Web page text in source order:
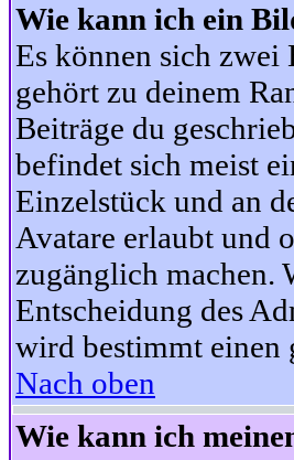
Wie kann ich ein
Es können sich zwei
gehört zu deinem
Beiträge du
befindet sich meist
Einzelstück und an
Avatare erlaubt und
zugänglich machen.
Entscheidung des
wird bestimmt einen
Nach oben
Wie kann ich